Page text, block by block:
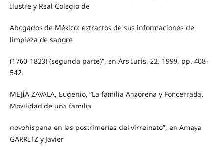
Ilustre y Real Colegio de
Abogados de México: extractos de sus informaciones de
limpieza de sangre
(1760-1823) (segunda parte)”, en Ars Iuris, 22, 1999, pp. 408-
542.
MEJÍA ZAVALA, Eugenio, “La familia Anzorena y Foncerrada.
Movilidad de una familia
novohispana en las postrimerías del virreinato”, en Amaya
GARRITZ y Javier